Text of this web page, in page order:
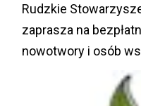
Rudzkie
zaprasza na
nowotwory i osób